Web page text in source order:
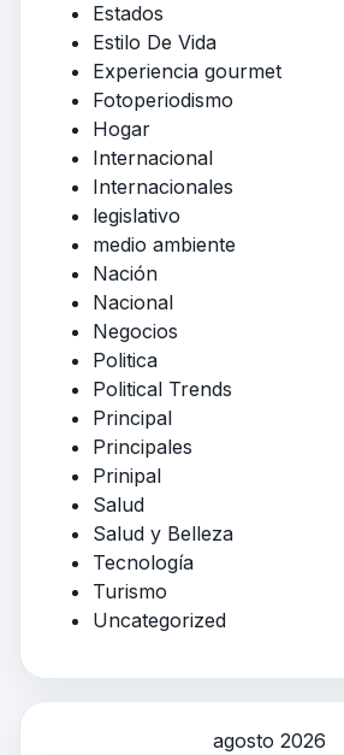
Estados
Estilo De Vida
Experiencia gourmet
Fotoperiodismo
Hogar
Internacional
Internacionales
legislativo
medio ambiente
Nación
Nacional
Negocios
Politica
Political Trends
Principal
Principales
Prinipal
Salud
Salud y Belleza
Tecnología
Turismo
Uncategorized
agosto 2026